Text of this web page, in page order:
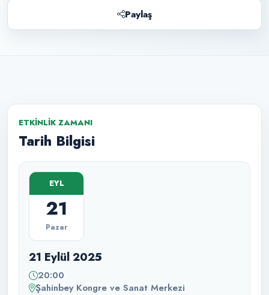
Paylaş
ETKINLIK ZAMANI
Tarih Bilgisi
EYL
21
Pazar
21 Eylül 2025
20:00
Şahinbey Kongre ve Sanat Merkezi